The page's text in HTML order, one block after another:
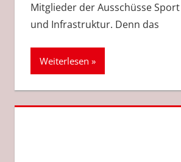
Mitglieder der Ausschüsse
und Infrastruktur. Denn das
Weiterlesen